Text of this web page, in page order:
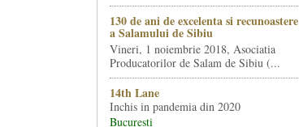
130 de ani de excelenta si recunoastere
a Salamului de Sibiu
Vineri, 1 noiembrie 2018, Asociatia
Producatorilor de Salam de Sibiu (...
14th Lane
Inchis in pandemia din 2020
Bucuresti